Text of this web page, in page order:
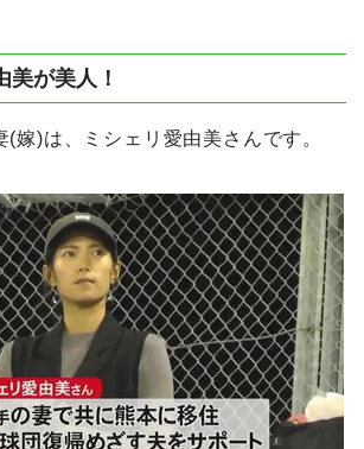
美が美人！
嫁)は、ミシェリ愛由美さんです。